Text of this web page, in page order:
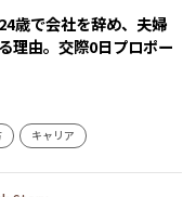
歳で会社を辞め、夫婦
理由。交際0日プロポー
キャリア